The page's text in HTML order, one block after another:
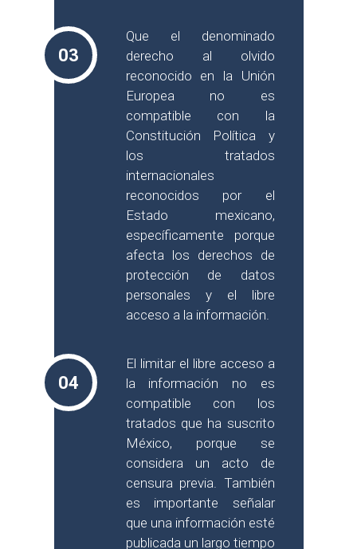
03
Que el denominado
derecho al olvido
reconocido en la Unión
Europea no es
compatible con la
Constitución Política y
los tratados
internacionales
reconocidos por el
Estado mexicano,
específicamente porque
afecta los derechos de
protección de datos
personales y el libre
acceso a la información.
04
El limitar el libre acceso a
la información no es
compatible con los
tratados que ha suscrito
México, porque se
considera un acto de
censura previa. También
es importante señalar
que una información esté
publicada un largo tiempo